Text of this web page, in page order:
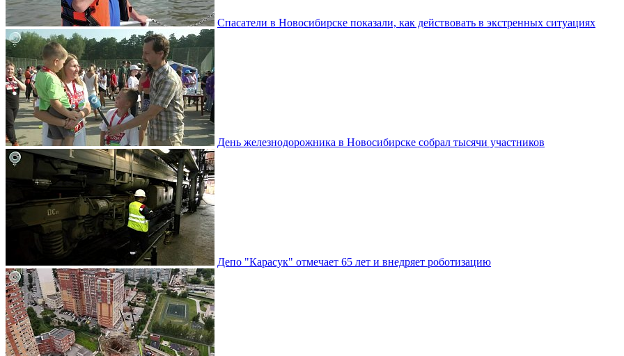
Спасатели в Новосибирске показали, как действовать в экстренных ситуациях
День железнодорожника в Новосибирске собрал тысячи участников
Депо "Карасук" отмечает 65 лет и внедряет роботизацию